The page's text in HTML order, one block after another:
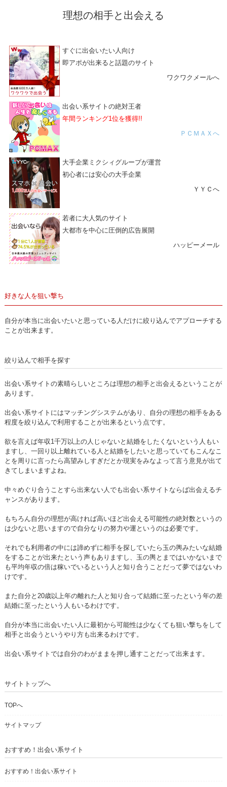
理想の相手と出会える
すぐに出会いたい人向け
即アポが出来ると話題のサイト
ワクワクメールへ
出会い系サイトの絶対王者
年間ランキング1位を獲得!!
ＰＣＭＡＸへ
大手企業ミクシィグループが運営
初心者には安心の大手企業
ＹＹＣへ
若者に大人気のサイト
大都市を中心に圧倒的広告展開
ハッピーメール
好きな人を狙い撃ち
自分が本当に出会いたいと思っている人だけに絞り込んでアプローチする
ことが出来ます。
絞り込んで相手を探す
出会い系サイトの素晴らしいところは理想の相手と出会えるということが
あります。
出会い系サイトにはマッチングシステムがあり、自分の理想の相手をある
程度を絞り込んで利用することが出来るという点です。
欲を言えば年収1千万以上の人じゃないと結婚をしたくないという人もい
ますし、一回り以上離れている人と結婚をしたいと思っていてもこんなこ
とを周りに言ったら高望みしすぎだとか現実をみなよって言う意見が出て
きてしまいますよね。
中々めぐり合うことすら出来ない人でも出会い系サイトならば出会えるチ
ャンスがあります。
もちろん自分の理想が高ければ高いほど出会える可能性の絶対数というの
は少ないと思いますので自分なりの努力や運というのは必要です。
それでも利用者の中には諦めずに相手を探していたら玉の輿みたいな結婚
をすることが出来たという声もありますし、玉の輿とまではいかないまで
も平均年収の倍は稼いでいるという人と知り合うことだって夢ではないわ
けです。
また自分と20歳以上年の離れた人と知り合って結婚に至ったという年の差
結婚に至ったという人もいるわけです。
自分が本当に出会いたい人に最初から可能性は少なくても狙い撃ちをして
相手と出会うというやり方も出来るわけです。
出会い系サイトでは自分のわがままを押し通すことだって出来ます。
サイトトップへ
TOPへ
サイトマップ
おすすめ！出会い系サイト
おすすめ！出会い系サイト